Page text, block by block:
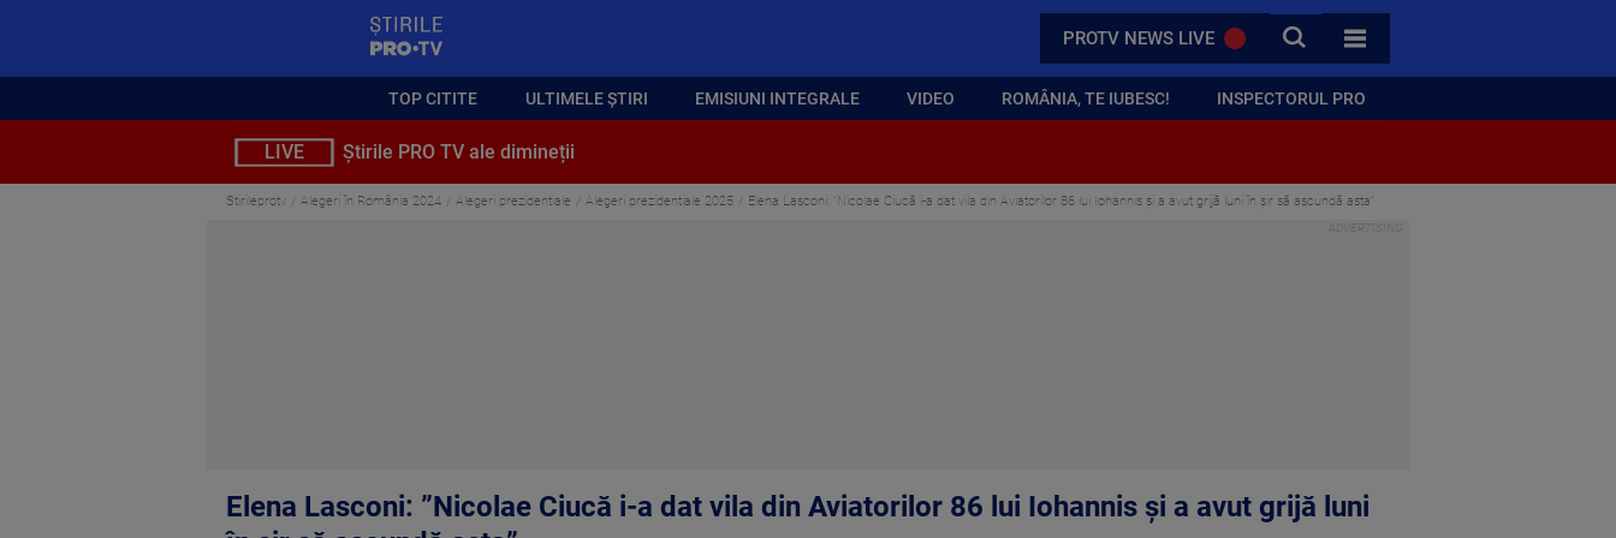
PROTV NEWS LIVE CAUTA
TOATE CATEGORIILE
TOP CITITE ULTIMELE ȘTIRI EMISIUNI INTEGRALE VIDEO ROMÂNIA, TE IUBESC! INSPECTORUL PRO
LIVE Știrile PRO TV ale dimineții
Stirileprotv Alegeri în România 2024 Alegeri prezidentiale Alegeri prezidentiale 2025 Elena Lasconi: ”Nicolae Ciucă i-a dat vila din Aviatorilor 86 lui Iohannis și a avut grijă luni în șir să ascundă asta”
Elena Lasconi: ”Nicolae Ciucă i-a dat vila din Aviatorilor 86 lui Iohannis și a avut grijă luni